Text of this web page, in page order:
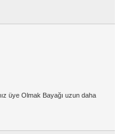
üye Olmak Bayağı uzun daha